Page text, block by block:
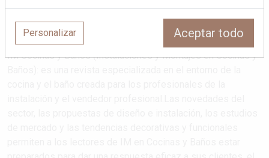
IM Cocinas y Baños (Instalaciones y Montajes en Cocinas y
Personalizar Aceptar todo